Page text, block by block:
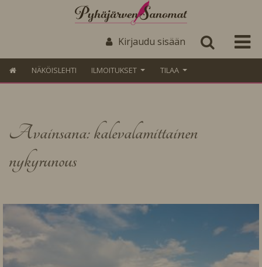
Kirjaudu sisään
NÄKÖISLEHTI ILMOITUKSET TILAA
Avainsana: kalevalamittainen
nykyrunous